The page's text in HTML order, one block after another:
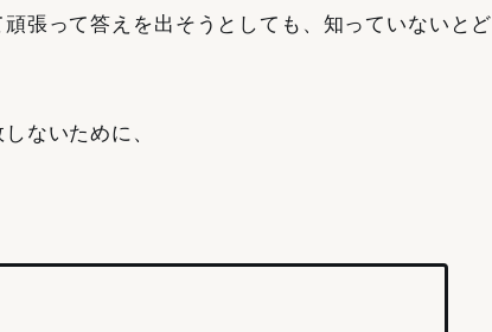
張って答えを出そうとしても、知っていないとど
ないために、